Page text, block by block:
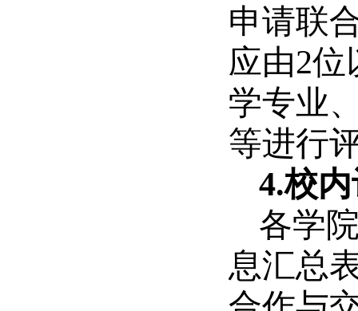
申请联
应由2
学专业
等进行
4.校
各学
息汇总